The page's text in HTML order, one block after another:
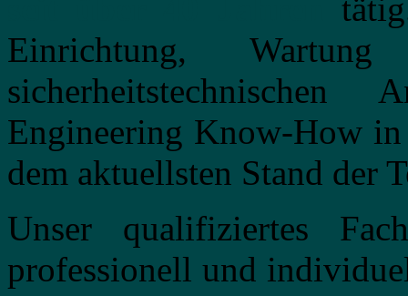
Einrichtung,
Engineering Know-How
dem aktuellsten Stand der
Unser qualifiziertes
professionell und